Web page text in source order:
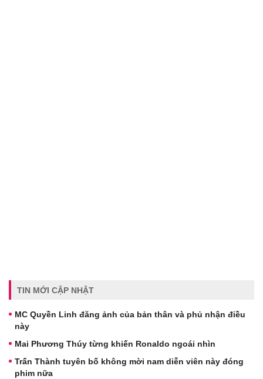
TIN MỚI CẬP NHẬT
MC Quyền Linh đăng ảnh của bản thân và phủ nhận điều
này
Mai Phương Thúy từng khiến Ronaldo ngoái nhìn
Trấn Thành tuyên bố không mời nam diễn viên này đóng
phim nữa